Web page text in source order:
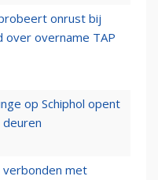
onrust bij
over overname TAP
op Schiphol opent
verbonden met